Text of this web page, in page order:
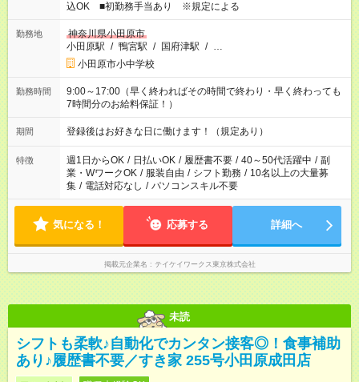
込OK ■初勤務手当あり ※規定による
勤務地
神奈川県小田原市
小田原駅 / 鴨宮駅 / 国府津駅 / …
小田原市小中学校
勤務時間
9:00～17:00（早く終わればその時間で終わり・早く終わっても
7時間分のお給料保証！）
期間 登録後はお好きな日に働けます！（規定あり）
特徴 週1日からOK / 日払いOK / 履歴書不要 / 40～50代活躍中 / 副
業・WワークOK / 服装自由 / シフト勤務 / 10名以上の大量募
集 / 電話対応なし / パソコンスキル不要
気になる！ 応募する 詳細へ
掲載元企業名 テイケイワークス東京株式会社
未読
シフトも柔軟♪自動化でカンタン接客◎！食事補助
あり♪履歴書不要／すき家 255号小田原成田店